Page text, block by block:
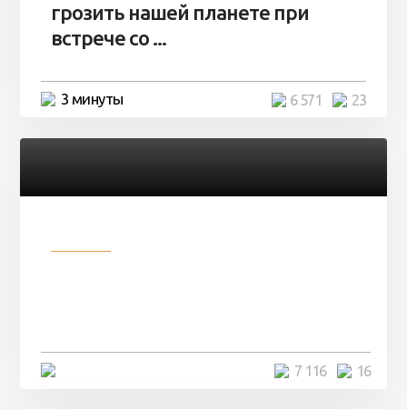
грозить нашей планете при
встрече со ...
3 минуты 23
6 571
16
7 116